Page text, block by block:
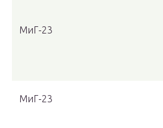
МиГ-23
МиГ-23